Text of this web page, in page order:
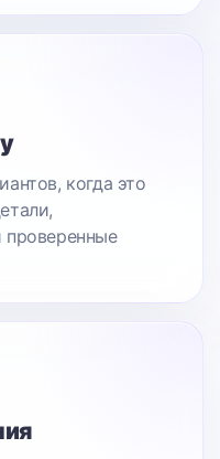
когда это
проверенные